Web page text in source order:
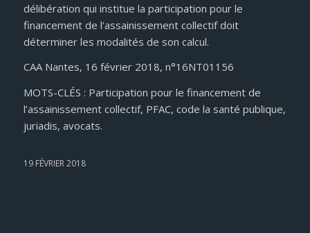
délibération qui institue la participation pour le
financement de l’assainissement collectif doit
déterminer les modalités de son calcul.
CAA Nantes, 16 février 2018, n°16NT01156
MOTS-CLÉS : Participation pour le financement de
l’assainissement collectif, PFAC, code la santé publique,
juriadis, avocats.
19 FÉVRIER 2018